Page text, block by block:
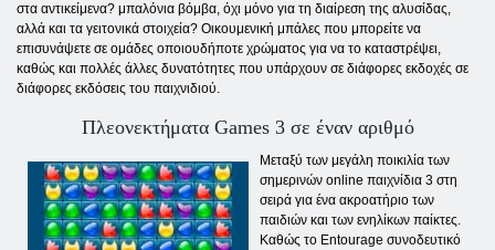
στα αντικείμενα? μπαλόνια βόμβα, όχι μόνο για τη διαίρεση της αλυσίδας,
αλλά και τα γειτονικά στοιχεία? Οικουμενική μπάλες που μπορείτε να
επισυνάψετε σε ομάδες οποιουδήποτε χρώματος για να το καταστρέψει,
καθώς και πολλές άλλες δυνατότητες που υπάρχουν σε διάφορες εκδοχές σε
διάφορες εκδόσεις του παιχνιδιού.
Πλεονεκτήματα Games 3 σε έναν αριθμό
Μεταξύ των μεγάλη ποικιλία των
σημερινών online παιχνίδια 3 στη
σειρά για ένα ακροατήριο των
παιδιών και των ενηλίκων παίκτες.
Καθώς το Entourage συνοδευτικό